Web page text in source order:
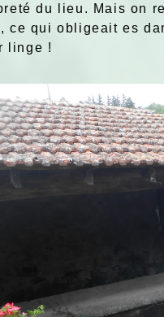
du lieu. Mais on
ce qui obligeait es
linge !